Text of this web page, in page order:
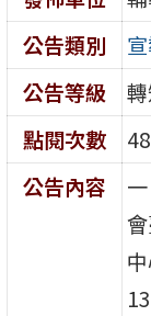
公告類別
公告等級
點閱次數
公告內容